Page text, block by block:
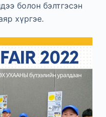
болон бэлтгэсэн
хүргэе.